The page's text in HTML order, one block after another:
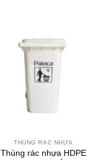
THÙNG RÁC NHỰA
Thùng rác nhựa HDPE